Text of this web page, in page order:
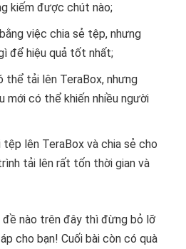
kiếm được chút nào;
việc chia sẻ tệp, nhưng
để hiệu quả tốt nhất;
thể tải lên TeraBox, nhưng
mới có thể khiến nhiều người
tệp lên TeraBox và chia sẻ cho
tải lên rất tốn thời gian và
đề nào trên đây thì đừng bỏ lỡ
cho bạn! Cuối bài còn có quà